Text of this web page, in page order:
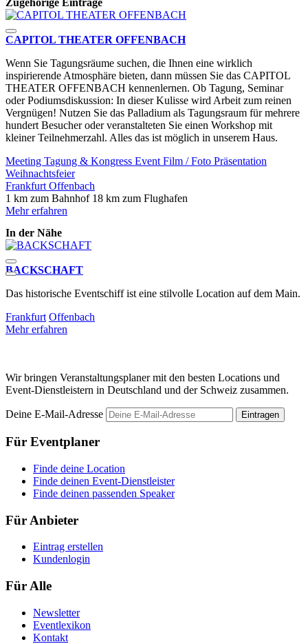
Zugehörige Einträge
CAPITOL THEATER OFFENBACH
Wenn Sie Tagungsräume suchen, die Ihnen eine wirklich
inspirierende Atmosphäre bieten, dann müssen Sie das CAPITOL
THEATER OFFENBACH kennenlernen. Ob Tagung, Seminar
oder Podiumsdiskussion: In dieser Kulisse wird Arbeit zum reinen
Vergnügen! Nutzen Sie das Palladium als Tagungsraum für mehrere
hundert Besucher oder veranstalteten Sie einen Workshop mit
kleiner Teilnehmerzahl. Alles das ist möglich in unserem Haus.
Meeting Tagung & Kongress Event Film / Foto Präsentation
Weihnachtsfeier
Frankfurt Offenbach
1 km zum Bahnhof 18 km zum Flughafen
Mehr erfahren
In der Nähe
BACKSCHAFT
Das historische Eventschiff ist eine stilvolle Location auf dem Main.
Frankfurt Offenbach
Mehr erfahren
Wir bringen Veranstaltungsplaner mit den besten Locations und
Event-Dienstleistern in Deutschland und der Schweiz zusammen.
Deine E-Mail-Adresse Eintragen
Für Eventplaner
Finde deine Location
Finde deinen Event-Dienstleister
Finde deinen passenden Speaker
Für Anbieter
Eintrag erstellen
Kundenlogin
Für Alle
Newsletter
Eventlexikon
Kontakt